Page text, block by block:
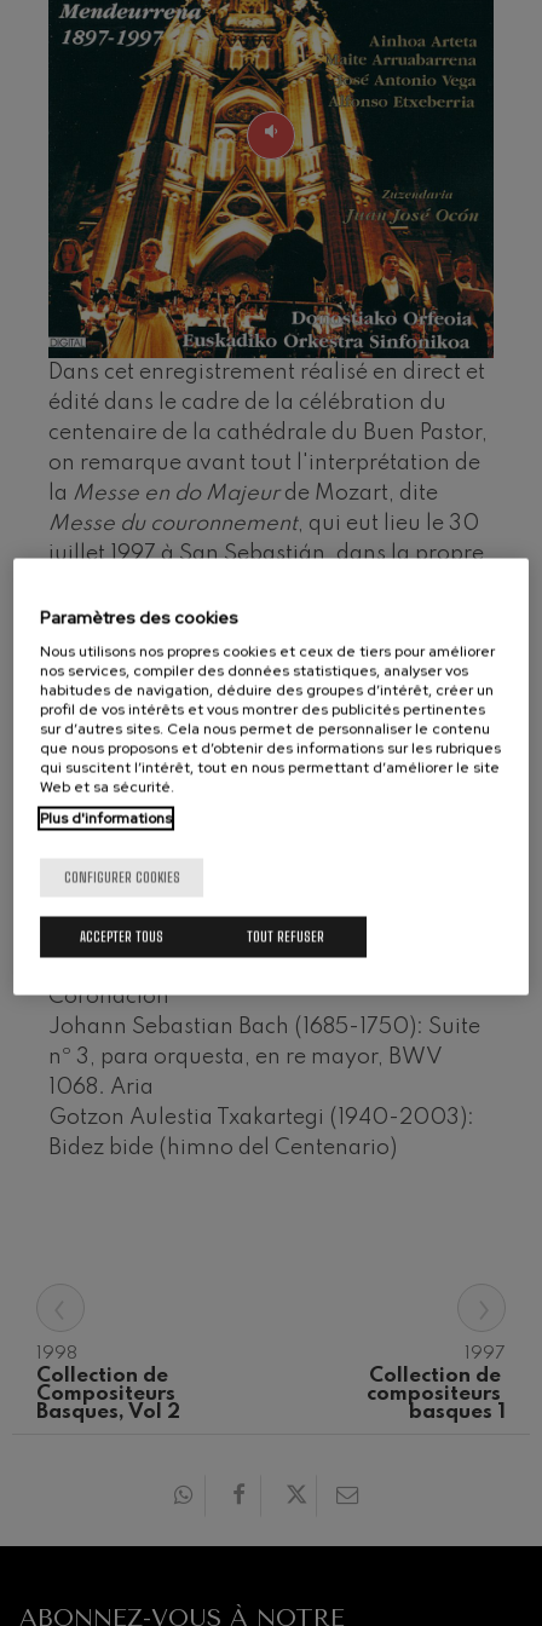
Dans cet enregistrement réalisé en direct et
édité dans le cadre de la célébration du
centenaire de la cathédrale du Buen Pastor,
on remarque avant tout l'interprétation de
la Messe en do Majeurde Mozart, dite
Messe du couronnement, qui eut lieu le 30
juillet 1997 à San Sebastián, dans la propre
personnes. Le disque se complète d’autres
œuvres interprétées lors de la célébration
liturgique.
Directeur : Juan José Ocón ; Ainhoa Arteta,
soprano ; Maite Arruabarrena, mezzo ;
José Antonio Vega, ténor ; Alfonso
Echeverría, basse ; Orfeón Donostiarra (dir.
CD KEA IZ-491-KD, VHS
Wolfgang Amadeus Mozart (1756-1791):
Coronación
Johann Sebastian Bach (1685-1750): Suite
nº 3, para orquesta, en re mayor, BWV
1068. Aria
Gotzon Aulestia Txakartegi (1940-2003):
Bidez bide (himno del Centenario)
1998
Collection de
Compositeurs
Basques, Vol 2
1997
Collection de
compositeurs
basques 1
CONCERTS
ABONNEZ-VOUS À NOTRE
J. C. Arriaga: Los esclavos
felices. Ouverture
J. C. Arriaga
Joseph Haydn: Symphonie
nº83
Joseph Haydn
El cant dels ocells
Populaire / Pau Casals
Franz Schmidt: Symphonie
nº4
Franz Schmidt
Franz Schubert: Chant
nocturne dans la forêt
Franz Schubert
Johannes Brahms: Symphonie
nº2
Johannes Brahms
Antonin Dvorak: Symphonie
nº6
Johannes Brahms: Concerto
pour piano nº1
Johannes Brahms
Ludwig van Beethoven:
Symphonie nº2
Ludwig van Beethoven
Max Bruch: Kol nidrei
Max Bruch
Robert Schumann: Concerto
pour violon
Robert Schumann
Gabriel Fauré: Pelléas et
Mélisande
Paramètres des cookies
Nous utilisons nos propres cookies et ceux de tiers pour améliorer
nos services, compiler des données statistiques, analyser vos
habitudes de navigation, déduire des groupes d’intérêt, créer un
profil de vos intérêts et vous montrer des publicités pertinentes
sur d’autres sites. Cela nous permet de personnaliser le contenu
que nous proposons et d’obtenir des informations sur les rubriques
qui suscitent l’intérêt, tout en nous permettant d’améliorer le site
Web et sa sécurité.
Plus d'informations
CONFIGURER COOKIES
TOUT REFUSER
ACCEPTER TOUS